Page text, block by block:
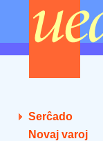
Serĉado
Novaj varoj